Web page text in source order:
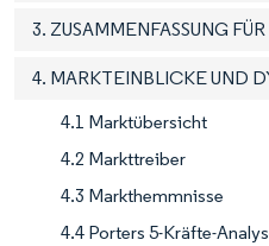
3. ZUSAMMENFASSUNG
4. MARKTEINBLICKE UND
4.1 Marktübersicht
4.2 Markttreiber
4.3 Markthemmnisse
4.4 Porters 5-Kräfte-